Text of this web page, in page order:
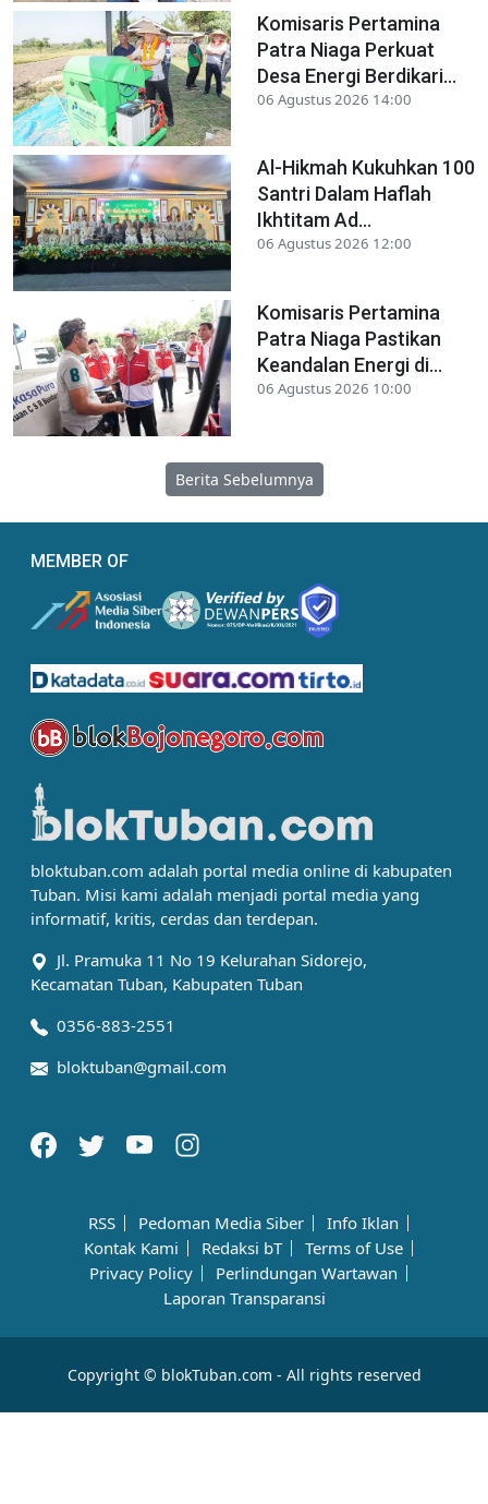
Komisaris Pertamina
Patra Niaga Perkuat
Desa Energi Berdikari...
06 Agustus 2026 14:00
Al-Hikmah Kukuhkan 100
Santri Dalam Haflah
Ikhtitam Ad...
06 Agustus 2026 12:00
Komisaris Pertamina
Patra Niaga Pastikan
Keandalan Energi di...
06 Agustus 2026 10:00
Berita Sebelumnya
MEMBER OF
bloktuban.com adalah portal media online di kabupaten
Tuban. Misi kami adalah menjadi portal media yang
informatif, kritis, cerdas dan terdepan.
Jl. Pramuka 11 No 19 Kelurahan Sidorejo,
Kecamatan Tuban, Kabupaten Tuban
0356-883-2551
bloktuban@gmail.com
RSS Pedoman Media Siber
Info Iklan
Kontak Kami
Redaksi bT
Terms of Use
Privacy Policy
Perlindungan Wartawan
Laporan Transparansi
Copyright © blokTuban.com - All rights reserved